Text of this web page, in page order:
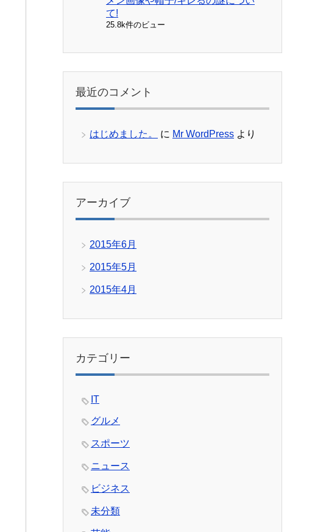
て!
25.8k件のビュー
最近のコメント
はじめました。 に Mr WordPress より
アーカイブ
2015年6月
2015年5月
2015年4月
カテゴリー
IT
グルメ
スポーツ
ニュース
ビジネス
未分類